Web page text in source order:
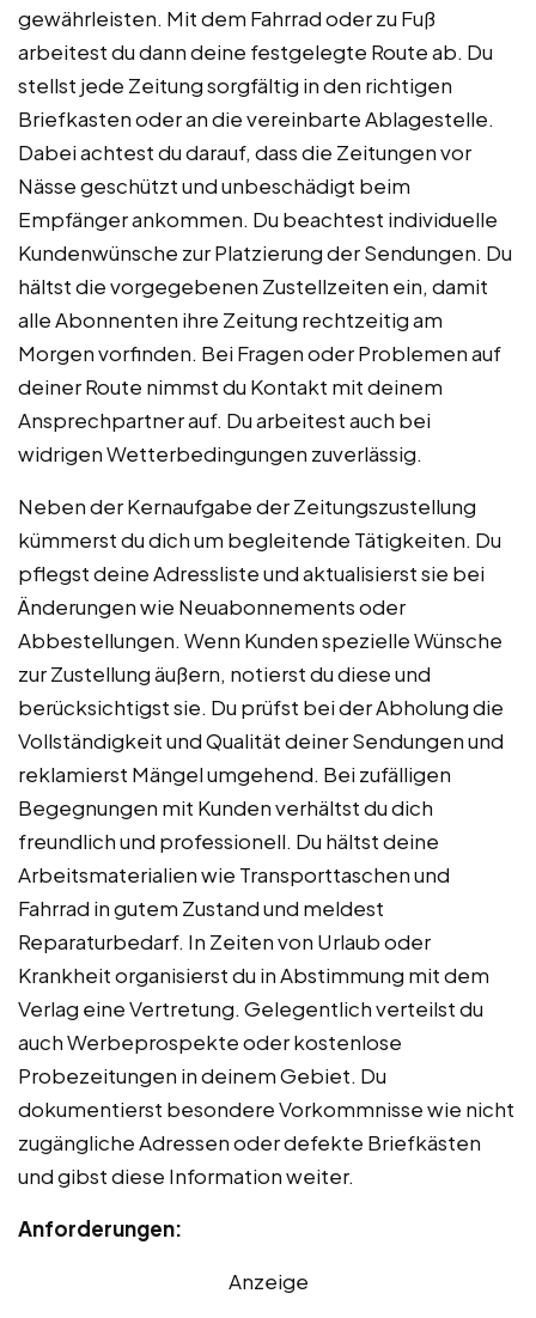
gewährleisten. Mit dem Fahrrad oder zu Fuß
arbeitest du dann deine festgelegte Route ab. Du
stellst jede Zeitung sorgfältig in den richtigen
Briefkasten oder an die vereinbarte Ablagestelle.
Dabei achtest du darauf, dass die Zeitungen vor
Nässe geschützt und unbeschädigt beim
Empfänger ankommen. Du beachtest individuelle
Kundenwünsche zur Platzierung der Sendungen. Du
hältst die vorgegebenen Zustellzeiten ein, damit
alle Abonnenten ihre Zeitung rechtzeitig am
Morgen vorfinden. Bei Fragen oder Problemen auf
deiner Route nimmst du Kontakt mit deinem
Ansprechpartner auf. Du arbeitest auch bei
widrigen Wetterbedingungen zuverlässig.
Neben der Kernaufgabe der Zeitungszustellung
kümmerst du dich um begleitende Tätigkeiten. Du
pflegst deine Adressliste und aktualisierst sie bei
Änderungen wie Neuabonnements oder
Abbestellungen. Wenn Kunden spezielle Wünsche
zur Zustellung äußern, notierst du diese und
berücksichtigst sie. Du prüfst bei der Abholung die
Vollständigkeit und Qualität deiner Sendungen und
reklamierst Mängel umgehend. Bei zufälligen
Begegnungen mit Kunden verhältst du dich
freundlich und professionell. Du hältst deine
Arbeitsmaterialien wie Transporttaschen und
Fahrrad in gutem Zustand und meldest
Reparaturbedarf. In Zeiten von Urlaub oder
Krankheit organisierst du in Abstimmung mit dem
Verlag eine Vertretung. Gelegentlich verteilst du
auch Werbeprospekte oder kostenlose
Probezeitungen in deinem Gebiet. Du
dokumentierst besondere Vorkommnisse wie nicht
zugängliche Adressen oder defekte Briefkästen
und gibst diese Information weiter.
Anforderungen:
Anzeige